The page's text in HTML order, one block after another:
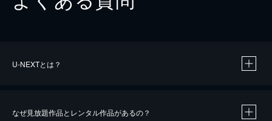
U-NEXTとは？
なぜ見放題作品とレンタル作品があるの？